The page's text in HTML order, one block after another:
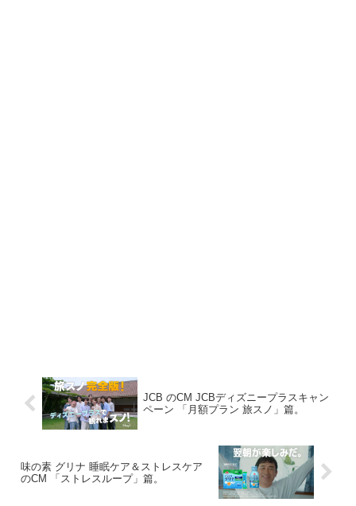
JCB のCM JCBディズニープラスキャン
ペーン 「月額プラン 旅スノ」篇。
味の素 グリナ 睡眠ケア＆ストレスケア
のCM 「ストレスループ」篇。